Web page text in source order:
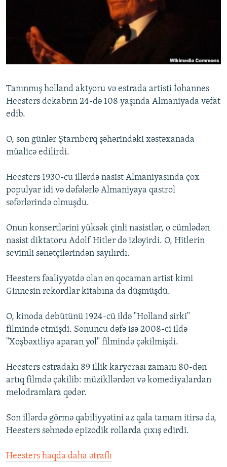
KARIKATURA
AZƏRBAYCAN ƏDƏBIYYATI KITABXANASI
İSLAM VƏ DEMOKRATIYA
İZ - MƏDƏNIYYƏT PROQRAMI
PEŞƏ ETIKASI VƏ JURNALISTIKA STANDARTLARIMIZ
MATERIALLARIMIZDAN ISTIFADƏ
BIZIMLƏ ƏLAQƏ
XƏBƏR BÜLLETENLƏRIMIZ
BIZI IZLƏ
Tanınmış holland aktyoru və estrada artisti İohannes
Heesters dekabrın 24-də 108 yaşında Almaniyada vəfat
edib.
O, son günlər Ştarnberq şəhərindəki xəstəxanada
müalicə edilirdi.
Heesters 1930-cu illərdə nasist Almaniyasında çox
populyar idi və dəfələrlə Almaniyaya qastrol
səfərlərində olmuşdu.
Onun konsertlərini yüksək çinli nasistlər, o cümlədən
nasist diktatoru Adolf Hitler də izləyirdi. O, Hitlerin
sevimli sənətçilərindən sayılırdı.
Heesters fəaliyyətdə olan ən qocaman artist kimi
Ginnesin rekordlar kitabına da düşmüşdü.
O, kinoda debütünü 1924-cü ildə "Holland sirki"
filmində etmişdi. Sonuncu dəfə isə 2008-ci ildə
"Xoşbəxtliyə aparan yol" filmində çəkilmişdi.
Heesters estradakı 89 illik karyerası zamanı 80-dən
artıq filmdə çəkilib: müzikllərdən və komediyalardan
melodramlara qədər.
Son illərdə görmə qabiliyyətini az qala tamam itirsə də,
Heesters səhnədə epizodik rollarda çıxış edirdi.
Heesters haqda daha ətraflı